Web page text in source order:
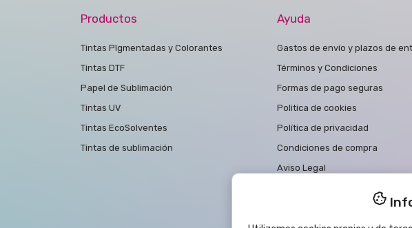
Productos
Tintas Pîgmentadas y Colorantes
Tintas DTF
Papel de Sublimación
Tintas UV
Tintas EcoSolventes
Tintas de sublimación
Ayuda
Gastos de envío y plazos de
Términos y Condiciones
Formas de pago seguras
Politica de cookies
Política de privacidad
Condiciones de compra
Aviso Legal
Contactar con nosotros